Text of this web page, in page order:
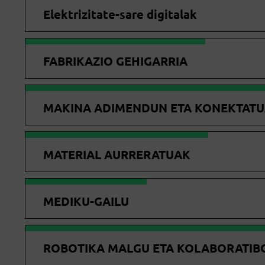
Elektrizitate-sare digitalak
FABRIKAZIO GEHIGARRIA
MAKINA ADIMENDUN ETA
MATERIAL AURRERATUAK
MEDIKU-GAILU
ROBOTIKA MALGU ETA